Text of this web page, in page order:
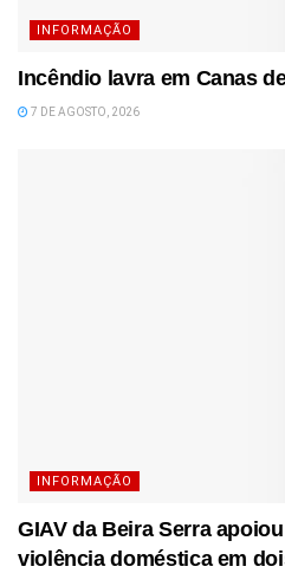
INFORMAÇÃO
Incêndio lavra em Canas
7 DE AGOSTO, 2026
INFORMAÇÃO
GIAV da Beira Serra
violência doméstica em